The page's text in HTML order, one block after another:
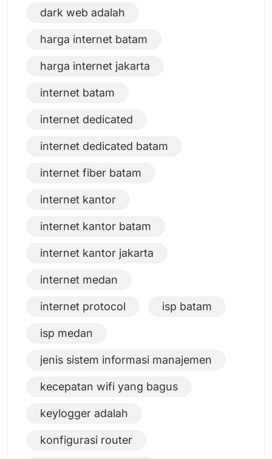
dark web adalah
harga internet batam
harga internet jakarta
internet batam
internet dedicated
internet dedicated batam
internet fiber batam
internet kantor
internet kantor batam
internet kantor jakarta
internet medan
internet protocol isp batam
isp medan
jenis sistem informasi manajemen
kecepatan wifi yang bagus
keylogger adalah
konfigurasi router